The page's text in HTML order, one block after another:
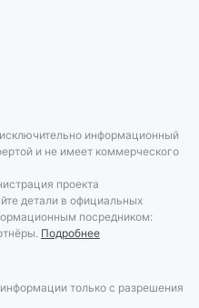
информационный
и не имеет коммерческого
проекта
детали в официальных
посредником:
Подробнее
только с разрешения